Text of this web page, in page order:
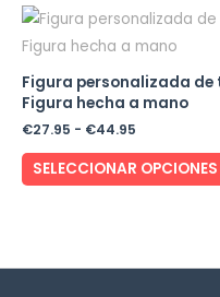
Figura personalizada
Figura hecha a mano
€27.95 - €44.95
SELECCIONAR OPCIONES